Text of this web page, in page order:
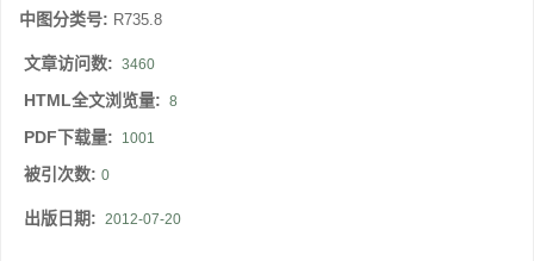
中图分类号: R735.8
文章访问数: 3460
HTML全文浏览量: 8
PDF下载量: 1001
被引次数: 0
出版日期: 2012-07-20